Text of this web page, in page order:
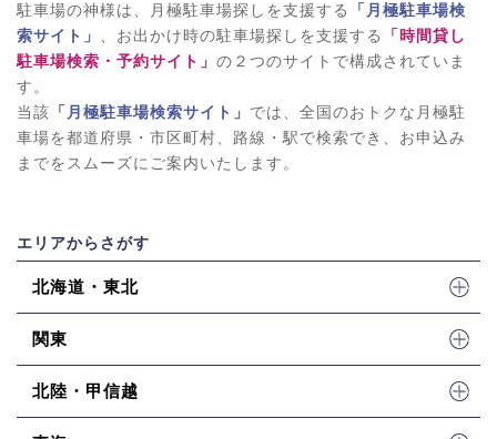
駐車場の神様は、月極駐車場探しを支援する
「月極駐車場検
索サイト」
、お出かけ時の駐車場探しを支援する
「時間貸し
駐車場検索・予約サイト」 の２つのサイトで構成されていま
す。
当該 「月極駐車場検索サイト」 では、全国のおトクな月極駐
車場を都道府県・市区町村、路線・駅で検索でき、お申込み
までをスムーズにご案内いたします。
エリアからさがす
北海道・東北
関東
北陸・甲信越